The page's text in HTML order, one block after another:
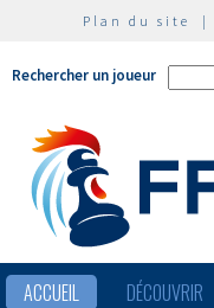
Plan du site |
Rechercher un joueur
ACCUEIL DÉCOUVRIR